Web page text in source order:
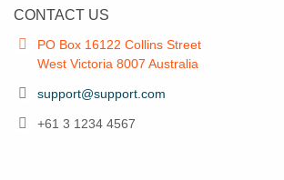
CONTACT US
PO Box 16122 Collins Street
West Victoria 8007 Australia
support@support.com
+61 3 1234 4567